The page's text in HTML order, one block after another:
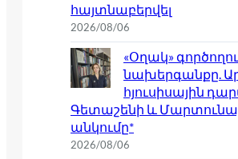
հայտնաբերվել
2026/08/06
«Օղակ»
նախերգանքը.
հյուսիսային
Գետաշենի և
անկումը*
2026/08/06